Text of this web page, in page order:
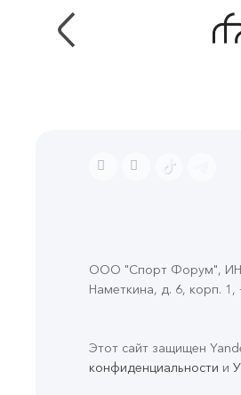
ООО "Спорт Форум", ИНН
Наметкина, д. 6, корп. 1 ,
Этот сайт защищен
конфиденциальности и